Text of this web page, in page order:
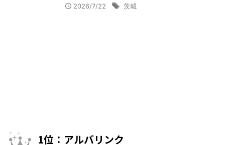
2026/7/22 茨城
1位：アルバリンク